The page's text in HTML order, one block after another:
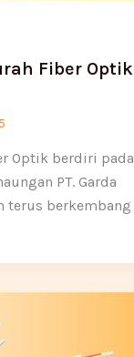
Fiber Optik
Optik berdiri pada
PT. Garda
terus berkembang